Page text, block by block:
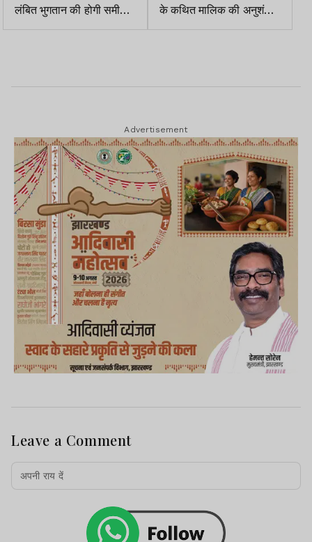
लंबित भुगतान की होगी समीक्षा,
IG अभियान करेंगे अध्यक्षता
के कथित मालिक की अनुशंसा
पर बांटी सैकड़ों नौकरियां
Advertisement
Leave a Comment